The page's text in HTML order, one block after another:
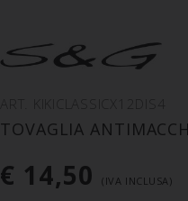
TOVAGLIA
€ 14,50 (IVA INCLUSA)